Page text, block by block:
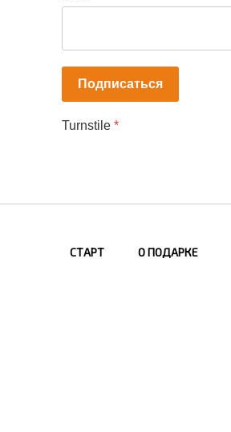
Подписаться
Turnstile *
СТАРТ О ПОДАРКЕ